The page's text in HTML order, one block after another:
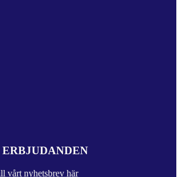
vårt nyhetsbrev här